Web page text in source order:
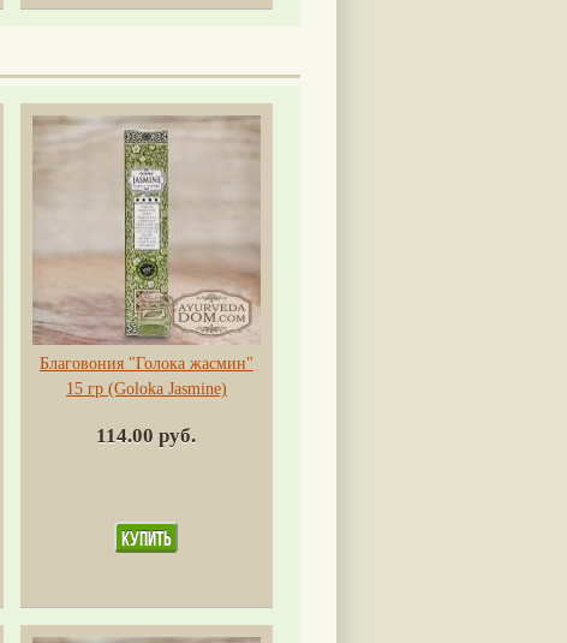
Благовония "Голока жасмин"
15 гр (Goloka Jasmine)
114.00 руб.